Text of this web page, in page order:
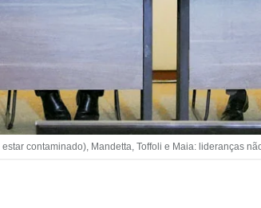
contaminado), Mandetta, Toffoli e Maia: lideranças